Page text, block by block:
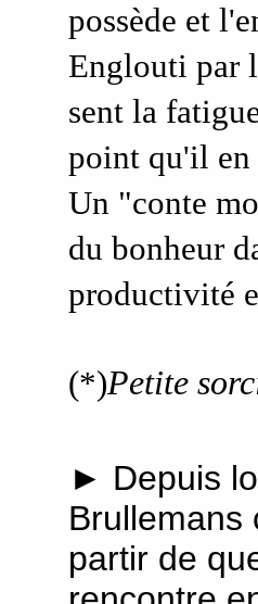
possède et
Englouti par
sent la
point qu'il en
Un "conte
du bonheur
productivité
(*)Petite
► Depuis
Brullemans
partir de